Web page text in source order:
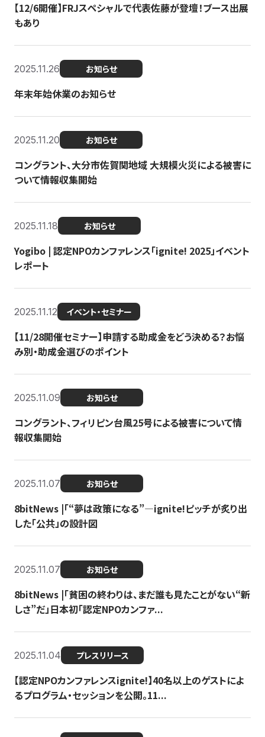
【12/6開催】FRJスペシャルで代表佐藤が登壇！ブース出展
もあり
2025.11.26 お知らせ
年末年始休業のお知らせ
2025.11.20 お知らせ
コングラント、大分市佐賀関地域 大規模火災による被害に
ついて情報収集開始
2025.11.18 お知らせ
Yogibo | 認定NPOカンファレンス「ignite! 2025」イベント
レポート
2025.11.12 イベント・セミナー
【11/28開催セミナー】申請する助成金をどう決める？お悩
み別・助成金選びのポイント
2025.11.09 お知らせ
コングラント、フィリピン台風25号による被害について情
報収集開始
2025.11.07 お知らせ
8bitNews |「“夢は政策になる”—ignite!ピッチが炙り出
した「公共」の設計図
2025.11.07 お知らせ
8bitNews |「貧困の終わりは、まだ誰も見たことがない“新
しさ”だ」日本初「認定NPOカンファ...
2025.11.04 プレスリリース
【認定NPOカンファレンスignite!】40名以上のゲストによ
るプログラム・セッションを公開。11...